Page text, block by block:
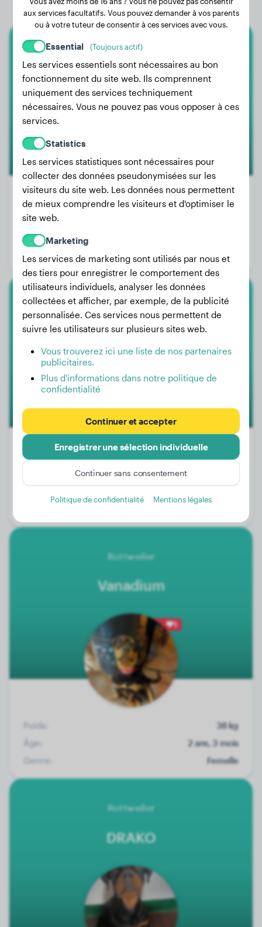
Rottweiler
Boy
Poids:
Âge:
Genre:
Mâle
Rottweiler
Darko
Rottweiler
Vanadium
1
Poids:
38 kg
Âge:
2 ans, 3 mois
Genre:
Femelle
Rottweiler
DRAKO
aux services facultatifs. Vous pouvez demander à vos parents
ou à votre tuteur de consentir à ces services avec vous.
Essential (Toujours actif)
Les services essentiels sont nécessaires au bon
fonctionnement du site web. Ils comprennent
uniquement des services techniquement
nécessaires. Vous ne pouvez pas vous opposer à ces
services.
Statistics
Les services statistiques sont nécessaires pour
collecter des données pseudonymisées sur les
visiteurs du site web. Les données nous permettent
de mieux comprendre les visiteurs et d'optimiser le
site web.
Marketing
Les services de marketing sont utilisés par nous et
des tiers pour enregistrer le comportement des
utilisateurs individuels, analyser les données
collectées et afficher, par exemple, de la publicité
personnalisée. Ces services nous permettent de
suivre les utilisateurs sur plusieurs sites web.
Vous trouverez ici une liste de nos partenaires
publicitaires.
Plus d'informations dans notre politique de
confidentialité
Continuer et accepter
Enregistrer une sélection individuelle
Continuer sans consentement
Politique de confidentialité Mentions légales